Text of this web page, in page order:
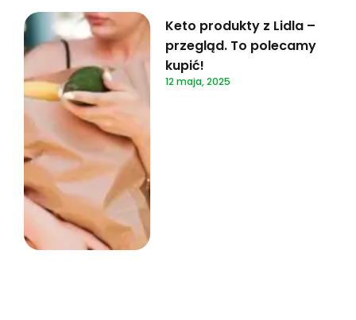
Keto produkty z Lidla –
przegląd. To polecamy
kupić!
12 maja, 2025